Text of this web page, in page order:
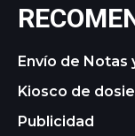
Envío de Notas
Kiosco de
Publicidad